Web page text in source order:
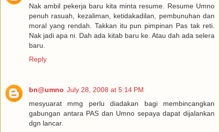
Nak ambil pekerja baru kita minta resume. Resume Umno
penuh rasuah, kezaliman, ketidakadilan, pembunuhan dan
moral yang rendah. Takkan itu pun pimpinan Pas tak reti.
Nak jadi apa ni. Dah ada kitab baru ke. Atau dah ada selera
baru.
Reply
bn@umno July 28, 2008 at 5:14 PM
mesyuarat mmg perlu diadakan bagi membincangkan
gabungan antara PAS dan Umno sepaya dapat dijalankan
dgn lancar.